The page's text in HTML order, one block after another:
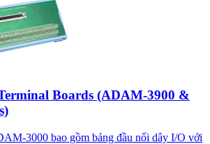
Boards (ADAM-3900 &
3000 bao gồm bảng đầu nối dây I/O với